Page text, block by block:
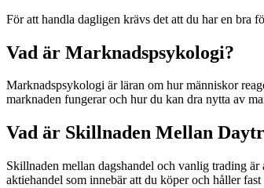
För att handla dagligen krävs det att du har en bra
Vad är Marknadspsykologi?
Marknadspsykologi är läran om hur människor
marknaden fungerar och hur du kan dra nytta av
Vad är Skillnaden Mellan
Skillnaden mellan dagshandel och vanlig trading
aktiehandel som innebär att du köper och håller